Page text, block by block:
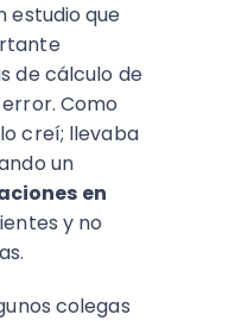
estudio que
de cálculo de
Como
creí; llevaba
un
en
y no
colegas